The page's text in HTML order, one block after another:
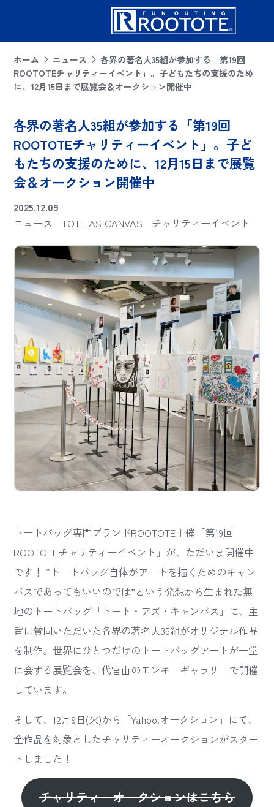
ホーム ニュース
各界の著名人35組が参加する「第19回
ROOTOTEチャリティーイベント」。子どもたちの支援のため
に、12月15日まで展覧会＆オークション開催中
各界の著名人35組が参加する「第19回
ROOTOTEチャリティーイベント」。子ど
もたちの支援のために、12月15日まで展覧
会＆オークション開催中
2025.12.09
ニュース
TOTE AS CANVAS チャリティーイベント
トートバッグ専門ブランドROOTOTE主催「第19回
ROOTOTEチャリティーイベント」が、ただいま開催中
です！ “トートバッグ自体がアートを描くためのキャン
バスであってもいいのでは”という発想から生まれた無
地のトートバッグ「トート・アズ・キャンバス」に、主
旨に賛同いただいた各界の著名人35組がオリジナル作品
を制作。世界にひとつだけのトートバッグアートが一堂
に会する展覧会を、代官山のモンキーギャラリーで開催
しています。
そして、12月9日(火)から「Yahoo!オークション」にて、
全作品を対象としたチャリティーオークションがスター
トしました！
チャリティーオークションはこちら